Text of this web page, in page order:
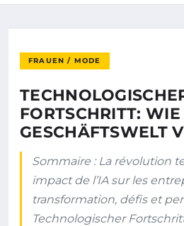
FRAUEN / MODE
FORTSCHRITT:
GESCHÄFTSWELT
Sommaire : La révolution
impact de l’IA sur les
transformation, défis et
Technologischer